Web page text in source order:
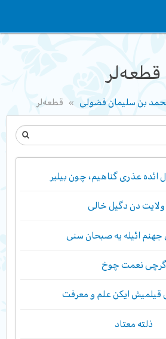
قطعه‌لر
بن سلیمان فضولی قطعه‌لر
ائده عذری گناهیم، چون بیلیر
دن دگیل خالی
جهنم ائیله یه صبحان سنی
گرچی نعمت چوخ
قیلمیش ایکن علم و معرفت
ذلته معتاد